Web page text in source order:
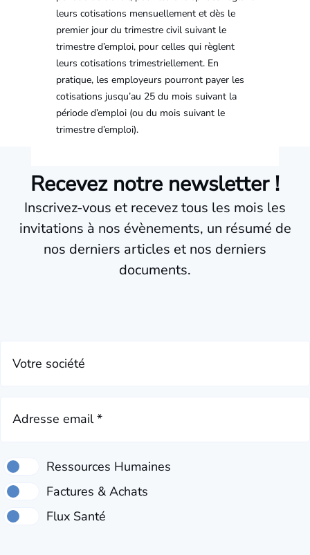
leurs cotisations mensuellement et dès le
premier jour du trimestre civil suivant le
trimestre d’emploi, pour celles qui règlent
leurs cotisations trimestriellement. En
pratique, les employeurs pourront payer les
cotisations jusqu’au 25 du mois suivant la
période d’emploi (ou du mois suivant le
trimestre d’emploi).
Recevez notre newsletter !
Inscrivez-vous et recevez tous les mois les
invitations à nos évènements, un résumé de
nos derniers articles et nos derniers
documents.
Votre société
Adresse email *